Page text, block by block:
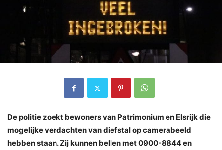
De politie zoekt bewoners van Patrimonium en Elsrijk die
mogelijke verdachten van diefstal op camerabeeld
hebben staan. Zij kunnen bellen met 0900-8844 en